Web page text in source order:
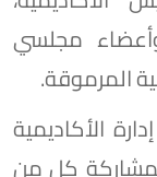
مجلسي
المرموقة.
الأكاديمية
بمشاركة كل من